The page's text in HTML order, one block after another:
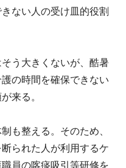
ない人の受け皿的役割
う大きくないが、酷暑
の時間を確保できない
来る。
も整える。そのため、
られた人が利用するケ
員の喀痰吸引等研修を